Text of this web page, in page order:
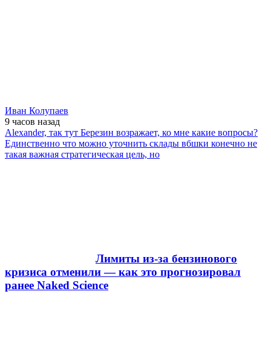
Иван Колупаев
9 часов назад
Alexander, так тут Березин возражает, ко мне какие вопросы?
Единственно что можно уточнить склады вбшки конечно не
такая важная стратегическая цель, но
Лимиты из-за бензинового
кризиса отменили — как это прогнозировал
ранее Naked Science